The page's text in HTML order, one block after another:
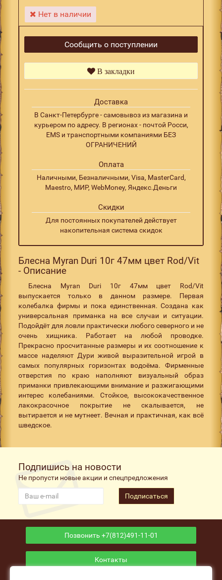
Нет в наличии
Сообщить о поступлении
В закладки
Доставка
В Санкт-Петербурге - самовывоз из магазина и
курьером по адресу. В регионах - почтой Росси,
EMS и транспортными компаниями БЕЗ
ОГРАНИЧЕНИЙ
Оплата
Наличными, Безналичными, Visa, MasterCard,
Maestro, МИР, WebMoney, Яндекс.Деньги
Скидки
Для постоянных покупателей действует
накопительная система скидок
Блесна Myran Duri 10г 47мм цвет Rod/Vit
- Описание
Блесна Myran Duri 10г 47мм цвет Rod/Vit
выпускается только в данном размере. Первая
колебалка фирмы и пока единственная. Создана как
универсальная приманка на все случаи и ситуации.
Подойдёт для ловли практически любого северного и не
очень хищника. Работает на любой проводке.
Прекрасно просчитанные размеры и их соотношение к
массе наделяют Дури живой выразительной игрой в
самых популярных горизонтах водоёма. Фирменные
отверстия по краю наполняют визуальный образ
приманки привлекающими внимание и разжигающими
интерес колебаниями. Стойкое, высококачественное
лакокрасочное покрытие не скалывается, не
вытирается и не мутнеет. Вечная и практичная, как всё
шведское.
Подпишись на новости
Не пропусти новые акции и спецпредложения
Подписаться
Позвонить +7(812)491-11-01
Контакты